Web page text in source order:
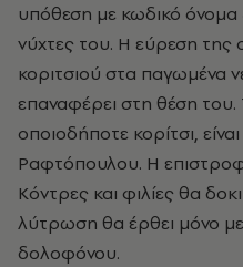
υπόθεση µε κωδικό όνοµα
νύχτες του. Η εύρεση
κοριτσιού στα παγωµένα
επαναφέρει στη θέση του.
οποιοδήποτε κορίτσι,
Ραφτόπουλου. Η
Κόντρες και φιλίες θα
λύτρωση θα έρθει µόνο
δολοφόνου.